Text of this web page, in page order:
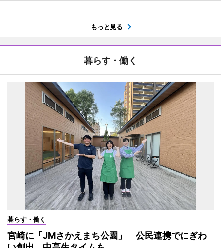
もっと見る
暮らす・働く
暮らす・働く
宮崎に「JMさかえまち公園」 公民連携でにぎわ